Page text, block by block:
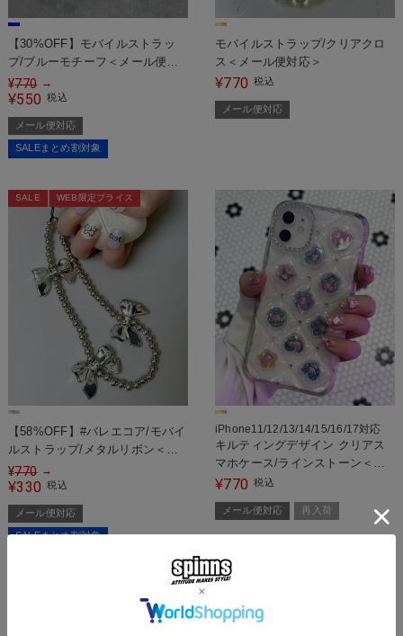
【30%OFF】モバイルストラッ
プ/ブルーモチーフ＜メール便対
応＞
¥770 →
¥550 税込
メール便対応
SALEまとめ割対象
モバイルストラップ/クリアクロ
ス＜メール便対応＞
¥770 税込
メール便対応
SALE WEB限定プライス
【58%OFF】#バレエコア/モバイ
ルストラップ/メタルリボン＜メ
ール便対応＞
¥770 →
¥330 税込
メール便対応
SALEまとめ割対象
iPhone11/12/13/14/15/16/17対応
キルティングデザイン クリアス
マホケース/ラインストーン＜メ
ール便対応＞
¥770 税込
メール便対応 再入荷